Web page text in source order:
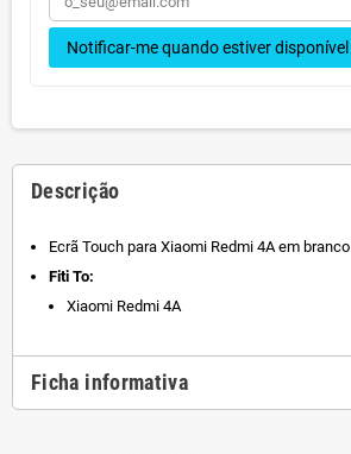
Notificar-me quando estiver disponível
Descrição
Ecrã Touch para Xiaomi Redmi 4A em branco
Fiti To:
Xiaomi Redmi 4A
Ficha informativa